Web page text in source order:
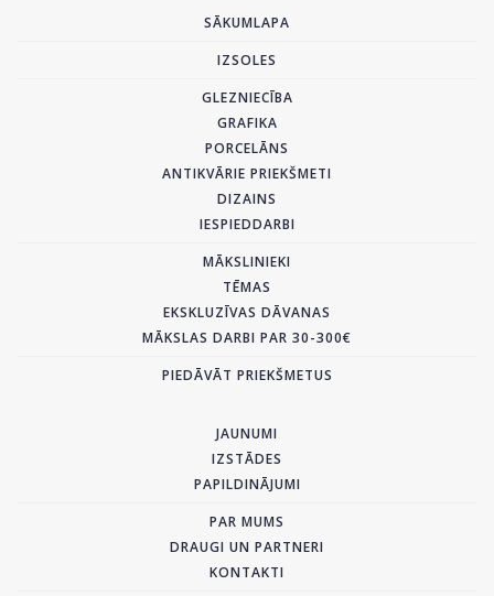
SĀKUMLAPA
IZSOLES
GLEZNIECĪBA
GRAFIKA
PORCELĀNS
ANTIKVĀRIE PRIEKŠMETI
DIZAINS
IESPIEDDARBI
MĀKSLINIEKI
TĒMAS
EKSKLUZĪVAS DĀVANAS
MĀKSLAS DARBI PAR 30-300€
PIEDĀVĀT PRIEKŠMETUS
JAUNUMI
IZSTĀDES
PAPILDINĀJUMI
PAR MUMS
DRAUGI UN PARTNERI
KONTAKTI